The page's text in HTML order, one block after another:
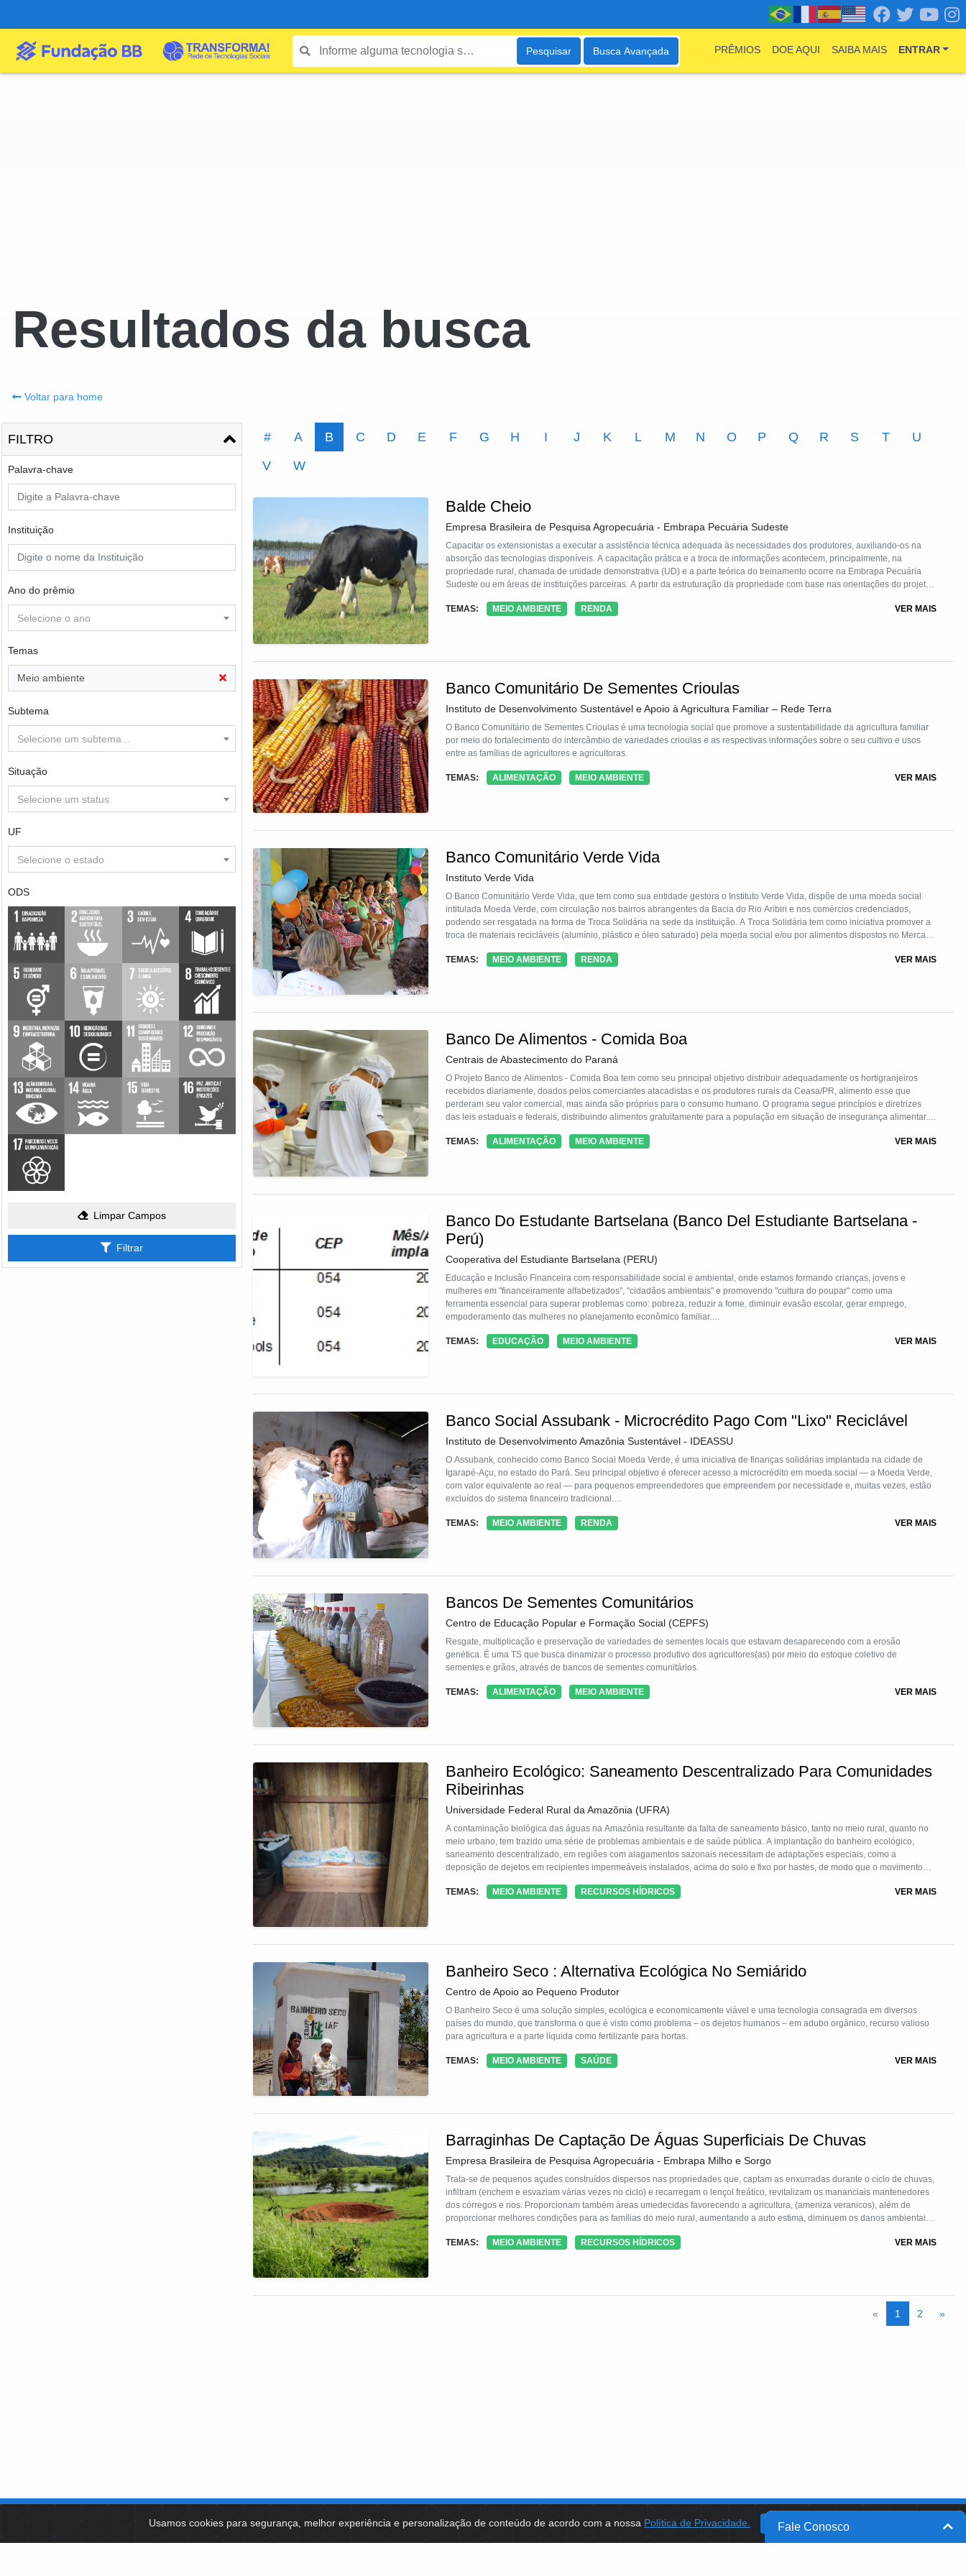
Usamos cookies para segurança, melhor experiência e personalização de conteúdo de acordo com a nossa Política de Privacidade. OK
Pesquisar Busca Avançada PRÊMIOS DOE AQUI SAIBA MAIS ENTRAR
Resultados da busca
Voltar para home
FILTRO
Palavra-chave
Instituição
Ano do prêmio
Selecione o ano
Temas
Meio ambiente
Subtema
Selecione um subtema...
Situação
Selecione um status
UF
Selecione o estado
ODS
Limpar Campos
Filtrar
# A B C D E F G H I J K L M N O P Q R S T
U
V
W
Balde Cheio
Empresa Brasileira de Pesquisa Agropecuária - Embrapa Pecuária Sudeste
Capacitar os extensionistas a executar a assistência técnica adequada às necessidades dos produtores, auxiliando-os na
absorção das tecnologias disponíveis. A capacitação prática e a troca de informações acontecem, principalmente, na
propriedade rural, chamada de unidade demonstrativa (UD) e a parte teórica do treinamento ocorre na Embrapa Pecuária
Sudeste ou em áreas de instituições parceiras. A partir da estruturação da propriedade com base nas orientações do projeto,
TEMAS:
MEIO AMBIENTE RENDA VER MAIS
Banco Comunitário De Sementes Crioulas
Instituto de Desenvolvimento Sustentável e Apoio à Agricultura Familiar – Rede Terra
O Banco Comunitário de Sementes Crioulas é uma tecnologia social que promove a sustentabilidade da agricultura familiar
por meio do fortalecimento do intercâmbio de variedades crioulas e as respectivas informações sobre o seu cultivo e usos
entre as famílias de agricultores e agricultoras.
TEMAS: ALIMENTAÇÃO MEIO AMBIENTE VER MAIS
Banco Comunitário Verde Vida
Instituto Verde Vida
O Banco Comunitário Verde Vida, que tem como sua entidade gestora o Instituto Verde Vida, dispõe de uma moeda social
intitulada Moeda Verde, com circulação nos bairros abrangentes da Bacia do Rio Aribiri e nos comércios credenciados,
podendo ser resgatada na forma de Troca Solidária na sede da instituição. A Troca Solidária tem como iniciativa promover a
troca de materiais recicláveis (alumínio, plástico e óleo saturado) pela moeda social e/ou por alimentos dispostos no Mercado
moeda social. O projeto é vinculado às finanças solidárias no âmbito da Economia Solidária.
TEMAS: MEIO AMBIENTE RENDA VER MAIS
Banco De Alimentos - Comida Boa
Centrais de Abastecimento do Paraná
O Projeto Banco de Alimentos - Comida Boa tem como seu principal objetivo distribuir adequadamente os hortigranjeiros
recebidos diariamente, doados pelos comerciantes atacadistas e os produtores rurais da Ceasa/PR, alimento esse que
perderam seu valor comercial, mas ainda são próprios para o consumo humano. O programa segue princípios e diretrizes
das leis estaduais e federais, distribuindo alimentos gratuitamente para a população em situação de insegurança alimentar.
de obra é fornecida pelo DEPEN, reabilitando monitorados com treinamento profissional.
TEMAS: ALIMENTAÇÃO MEIO AMBIENTE VER MAIS
Banco Do Estudante Bartselana (Banco Del Estudiante Bartselana -
Perú)
Cooperativa del Estudiante Bartselana (PERU)
Educação e Inclusão Financeira com responsabilidade social e ambiental, onde estamos formando crianças, jovens e
mulheres em "financeiramente alfabetizados", "cidadãos ambientais" e promovendo "cultura do poupar" como uma
ferramenta essencial para superar problemas como: pobreza, reduzir a fome, diminuir evasão escolar, gerar emprego,
empoderamento das mulheres no planejamento econômico familiar.
Este grupo aprende de maneira prática e experimental o sistema financeiro, fazendo do "resíduo sólido" a principal moeda
TEMAS: EDUCAÇÃO MEIO AMBIENTE VER MAIS
Banco Social Assubank - Microcrédito Pago Com "Lixo" Reciclável
Instituto de Desenvolvimento Amazônia Sustentável - IDEASSU
O Assubank, conhecido como Banco Social Moeda Verde, é uma iniciativa de finanças solidárias implantada na cidade de
Igarapé-Açu, no estado do Pará. Seu principal objetivo é oferecer acesso a microcrédito em moeda social — a Moeda Verde,
com valor equivalente ao real — para pequenos empreendedores que empreendem por necessidade e, muitas vezes, estão
excluídos do sistema financeiro tradicional.
A proposta inovadora do Assubank está na forma alternativa de pagamento das parcelas do microcrédito. Os
correspondente é abatido do saldo devedor do empréstimo.
Essa solução conecta inclusão financeira, sustentabilidade ambiental e desenvolvimento comunitário. Ao transformar
fortalece a economia local por meio de uma lógica de economia circular. Além disso, a iniciativa fortalece a organização
comunitária, estimula práticas cooperativas e valoriza o protagonismo das populações de baixa renda na construção de
alternativas sustentáveis para seus próprios territórios.
TEMAS: MEIO AMBIENTE RENDA VER MAIS
Bancos De Sementes Comunitários
Centro de Educação Popular e Formação Social (CEPFS)
Resgate, multiplicação e preservação de variedades de sementes locais que estavam desaparecendo com a erosão
genética. É uma TS que busca dinamizar o processo produtivo dos agricultores(as) por meio do estoque coletivo de
sementes e grãos, através de bancos de sementes comunitários.
TEMAS: ALIMENTAÇÃO MEIO AMBIENTE VER MAIS
Banheiro Ecológico: Saneamento Descentralizado Para Comunidades
Ribeirinhas
Universidade Federal Rural da Amazônia (UFRA)
A contaminação biológica das águas na Amazônia resultante da falta de saneamento básico, tanto no meio rural, quanto no
meio urbano, tem trazido uma série de problemas ambientais e de saúde pública. A implantação do banheiro ecológico,
saneamento descentralizado, em regiões com alagamentos sazonais necessitam de adaptações especiais, como a
deposição de dejetos em recipientes impermeáveis instalados, acima do solo e fixo por hastes, de modo que o movimento
higienização das mãos.
TEMAS: MEIO AMBIENTE RECURSOS HÍDRICOS VER MAIS
Banheiro Seco : Alternativa Ecológica No Semiárido
Centro de Apoio ao Pequeno Produtor
O Banheiro Seco é uma solução simples, ecológica e economicamente viável e uma tecnologia consagrada em diversos
países do mundo, que transforma o que é visto como problema – os dejetos humanos – em adubo orgânico, recurso valioso
para agricultura e a parte líquida como fertilizante para hortas.
TEMAS: MEIO AMBIENTE SAÚDE VER MAIS
Barraginhas De Captação De Águas Superficiais De Chuvas
Empresa Brasileira de Pesquisa Agropecuária - Embrapa Milho e Sorgo
Trata-se de pequenos açudes construídos dispersos nas propriedades que, captam as enxurradas durante o ciclo de chuvas,
infiltram (enchem e esvaziam várias vezes no ciclo) e recarregam o lençol freático, revitalizam os mananciais mantenedores
dos córregos e rios. Proporcionam também áreas umedecidas favorecendo a agricultura, (ameniza veranicos), além de
proporcionar melhores condições para as famílias do meio rural, aumentando a auto estima, diminuem os danos ambientais,
Sete Lagoas (MG).
TEMAS: MEIO AMBIENTE RECURSOS HÍDRICOS VER MAIS
« 1 2 »
Fale Conosco
PLATAFORMA DE TECNOLOGIAS IDENTIDADE VISUAL BANCO DO BRASIL